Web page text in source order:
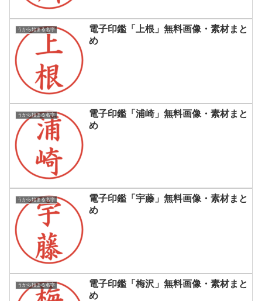
うから始まる名字
電子印鑑「上根」無料画像・素材まと
め
うから始まる名字
電子印鑑「浦崎」無料画像・素材まと
め
うから始まる名字
電子印鑑「宇藤」無料画像・素材まと
め
うから始まる名字
電子印鑑「梅沢」無料画像・素材まと
め